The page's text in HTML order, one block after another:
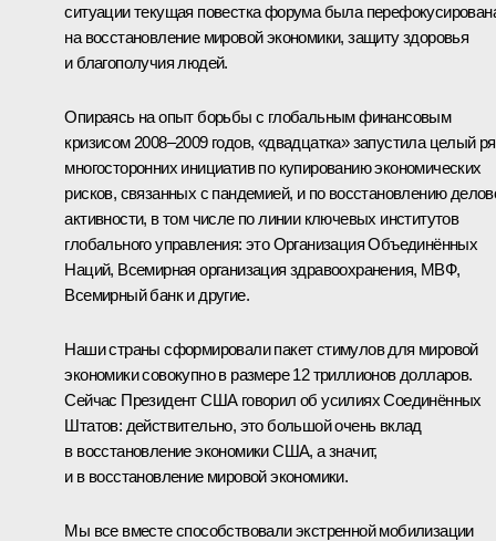
ситуации текущая повестка форума была
на восстановление мировой экономики, защиту здоровья
и благополучия людей.
Опираясь на опыт борьбы с глобальным финансовым
кризисом 2008–2009 годов, «двадцатка» запустила целый
многосторонних инициатив по купированию экономических
рисков, связанных с пандемией, и по восстановлению
активности, в том числе по линии ключевых институтов
глобального управления: это Организация Объединённых
Наций, Всемирная организация здравоохранения, МВФ,
Всемирный банки другие.
Наши страны сформировали пакет стимулов для мировой
экономики совокупно в размере 12 триллионов долларов.
Сейчас Президент США говорил об усилиях Соединённых
Штатов: действительно, это большой очень вклад
в восстановление экономики США, а значит,
и в восстановление мировой экономики.
Мы все вместе способствовали экстренной мобилизации